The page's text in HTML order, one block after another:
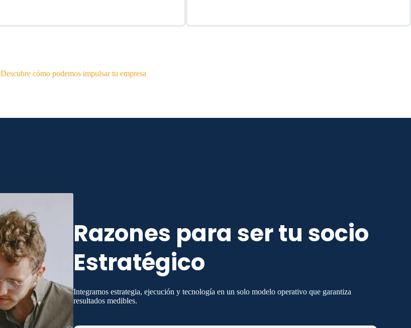
Descubre cómo podemos impulsar tu empresa
Razones para ser tu socio
Estratégico
Integramos estrategia, ejecución y tecnología en un solo modelo operativo que garantiza
resultados medibles.